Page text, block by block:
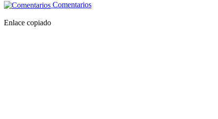
Comentarios
Enlace copiado